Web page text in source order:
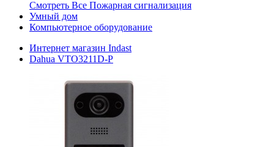
Смотреть Все Пожарная сигнализация
Умный дом
Компьютерное оборудование
Интернет магазин Indast
Dahua VTO3211D-P